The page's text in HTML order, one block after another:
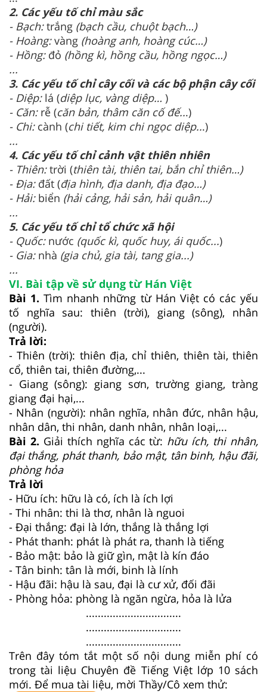
2. Các yếu tố chỉ màu sắc
- Bạch:trắng (bạch cầu, chuột bạch…)
- Hoàng:vàng (hoàng anh, hoàng cúc…)
- Hồng: đỏ (hồng kì, hồng cầu, hồng ngọc…)
...
3. Các yếu tố chỉ cây cối và các bộ phận cây cối
- Diệp: lá (diệp lục, vàng diệp… )
- Căn: rễ (căn bản, thâm căn cố đế...)
- Chi: cành (chi tiết, kim chi ngọc diệp...)
...
4. Các yếu tố chỉ cảnh vật thiên nhiên
- Thiên:trời (thiên tài, thiên tai, bắn chỉ thiên…)
- Địa: đất (địa hình, địa danh, địa đạo…)
- Hải: biển (hải cảng, hải sản, hải quân…)
...
5. Các yếu tố chỉ tổ chức xã hội
- Quốc: nước (quốc kì, quốc huy, ái quốc...)
- Gia: nhà (gia chủ, gia tài, tang gia...)
...
VI. Bài tập về sử dụng từ Hán Việt
Bài 1. Tìm nhanh những từ Hán Việt có các yếu
tố nghĩa sau: thiên (trời), giang (sông), nhân
(người).
Trả lời:
- Thiên (trời): thiên địa, chỉ thiên, thiên tài, thiên
cổ, thiên tai, thiên đường,...
- Giang (sông): giang sơn, trường giang, tràng
giang đại hại,...
- Nhân (người): nhân nghĩa, nhân đức, nhân hậu,
nhân dân, thi nhân, danh nhân, nhân loại,...
Bài 2. Giải thích nghĩa các từ: hữu ích, thi nhân,
đại thắng, phát thanh, bảo mật, tân binh, hậu đãi,
phòng hỏa
Trả lời
- Hữu ích: hữu là có, ích là ích lợi
- Thi nhân: thi là thơ, nhân là nguoi
- Đại thắng: đại là lớn, thắng là thắng lợi
- Phát thanh: phát là phát ra, thanh là tiếng
- Bảo mật: bảo là giữ gìn, mật là kín đáo
- Tân binh: tân là mới, binh là lính
- Hậu đãi: hậu là sau, đại là cư xử, đối đãi
- Phòng hỏa: phòng là ngăn ngừa, hỏa là lửa
................................
................................
................................
Trên đây tóm tắt một số nội dung miễn phí có
trong tài liệu Chuyên đề Tiếng Việt lớp 10 sách
mới. Để mua tài liệu, mời Thầy/Cô xem thử: